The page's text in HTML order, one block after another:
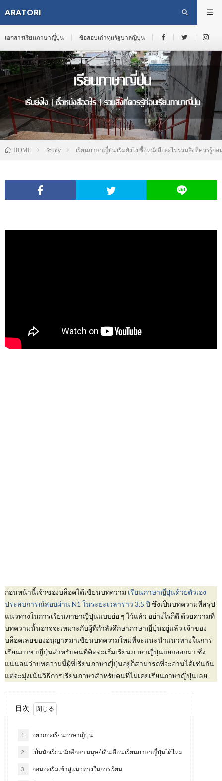
ARATORI
เอกสารเรียนภาษาญี่ปุ่น ข้อสอบเก่าทุนรัฐบาลญี่ปุ่น
HOME Study เรียนภาษาญี่ปุ่น เริ่มยังไง ซื้อหนังสืออะไร รวมสิ่งที่ควรรู้ก่
ก่อนหน้านี้เจ้าของบล็อคได้เขียนบทความ เรียนภาษาญี่ปุ่นด้วยตัวเอง
ประสบการณ์สอบผ่าน N1 ในระยะเวลาราว 3.5 ปี ซึ่งเป็นบทความที่สรุป
แนวทางในการเรียนภาษาญี่ปุ่นแบบย่อ ๆ ไว้แล้ว อย่างไรก็ดี ด้วยความที่
บทความนั้นอาจจะเหมาะกับผู้ที่กำลังศึกษาภาษาญี่ปุ่นอยู่แล้ว เจ้าของ
บล็อคเลยของอนุญาตมาเขียนบทความใหม่ที่จะแนะนำแนวทางในการ
เรียนภาษาญี่ปุ่นสำหรับคนที่คิดจะเริ่มเรียนภาษาญี่ปุ่นแยกออกมา ซึ่ง
แน่นอนว่าบทความนี้ผู้ที่เรียนภาษาญี่ปุ่นอยู่ก็สามารถที่จะอ่านได้เช่นกัน
แต่จะมุ่งเน้นวิธีการเรียนภาษาสำหรับคนที่ไม่เคยเรียนภาษาญี่ปุ่นเลย
目次
1. อยากจะเรียนภาษาญี่ปุ่น
2. เป็นนักเรียน นักศึกษา มนุษย์เงินเดือน เรียนภาษาญี่ปุ่นได้ไหม
3. ก่อนจะเริ่มเข้าสู่แนวทางในการเรียน